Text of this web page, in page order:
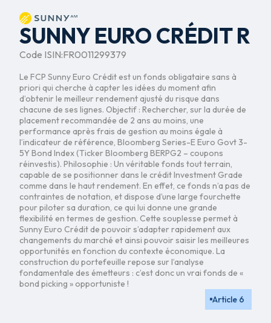
SUNNY EURO CRÉDIT R
Code ISIN:FR0011299379
Le FCP Sunny Euro Crédit est un fonds obligataire sans à
priori qui cherche à capter les idées du moment afin
d’obtenir le meilleur rendement ajusté du risque dans
chacune de ses lignes. Objectif : Rechercher, sur la durée de
placement recommandée de 2 ans au moins, une
performance après frais de gestion au moins égale à
l’indicateur de référence, Bloomberg Series-E Euro Govt 3-
5Y Bond Index (Ticker Bloomberg BERPG2 – coupons
réinvestis). Philosophie : Un véritable fonds tout terrain,
capable de se positionner dans le crédit Investment Grade
comme dans le haut rendement. En effet, ce fonds n’a pas de
contraintes de notation, et dispose d’une large fourchette
pour piloter sa duration, ce qui lui donne une grande
flexibilité en termes de gestion. Cette souplesse permet à
Sunny Euro Crédit de pouvoir s’adapter rapidement aux
changements du marché et ainsi pouvoir saisir les meilleures
opportunités en fonction du contexte économique. La
construction du portefeuille repose sur l’analyse
fondamentale des émetteurs : c’est donc un vrai fonds de «
bond picking » opportuniste !
Article 6